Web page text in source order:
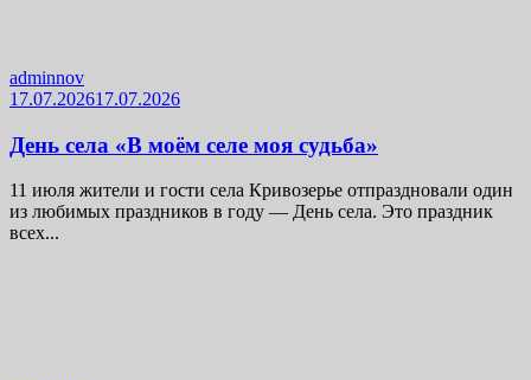
adminnov
17.07.202617.07.2026
День села «В моём селе моя судьба»
11 июля жители и гости села Кривозерье отпраздновали один
из любимых праздников в году — День села. Это праздник
всех...